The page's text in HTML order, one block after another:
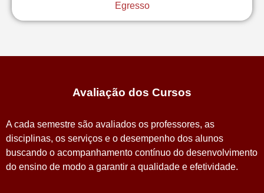
Egresso
Avaliação dos Cursos
A cada semestre são avaliados os professores, as
disciplinas, os serviços e o desempenho dos alunos
buscando o acompanhamento contínuo do desenvolvimento
do ensino de modo a garantir a qualidade e efetividade.